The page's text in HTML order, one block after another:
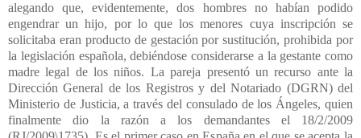
alegando que, evidentemente, dos hombres no habían podido
engendrar un hijo, por lo que los menores cuya inscripción se
solicitaba eran producto de gestación por sustitución, prohibida por
la legislación española, debiéndose considerarse a la gestante como
madre legal de los niños. La pareja presentó un recurso ante la
Dirección General de los Registros y del Notariado (DGRN) del
Ministerio de Justicia, a través del consulado de los Ángeles, quien
finalmente dio la razón a los demandantes el 18/2/2009